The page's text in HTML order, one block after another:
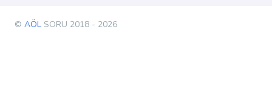
© AÖL SORU 2018 - 2026